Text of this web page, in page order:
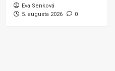
Eva Senková
5. augusta 2026
0